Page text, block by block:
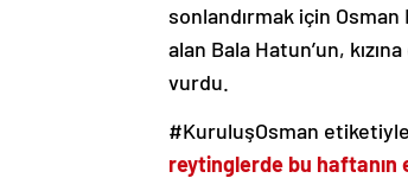
sonlandırmak için
alan Bala Hatun’un,
vurdu.
#KuruluşOsman
reytinglerde bu haftanın